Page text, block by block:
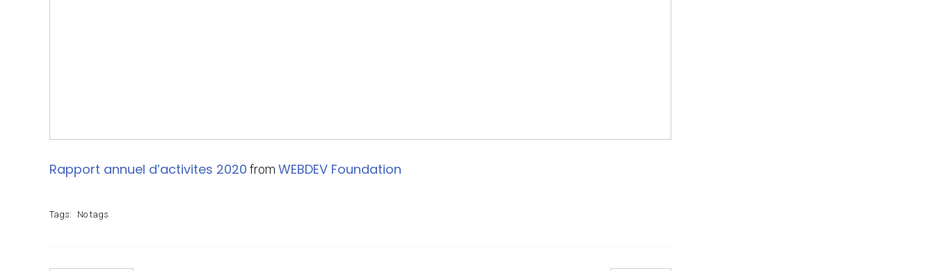
Rapport annuel d’activites 2020 from WEBDEV Foundation
Tags: No tags